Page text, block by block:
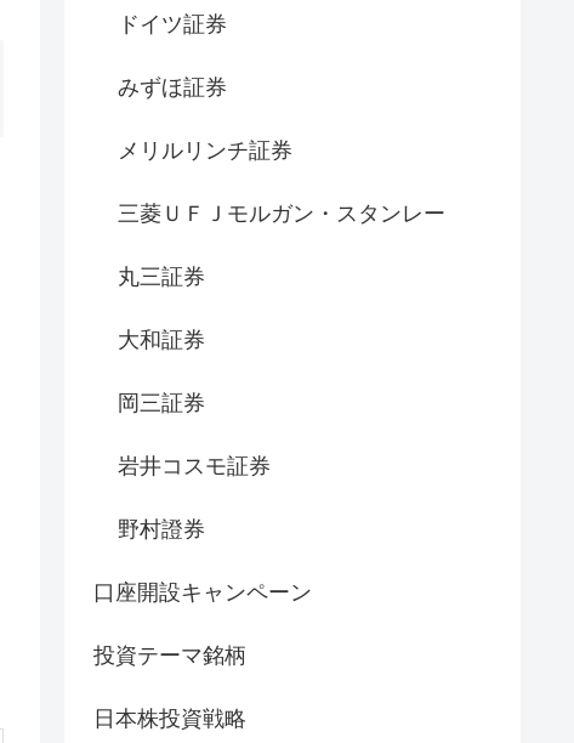
ドイツ証券
みずほ証券
メリルリンチ証券
三菱ＵＦＪモルガン・スタンレー
丸三証券
大和証券
岡三証券
岩井コスモ証券
野村證券
口座開設キャンペーン
投資テーマ銘柄
日本株投資戦略